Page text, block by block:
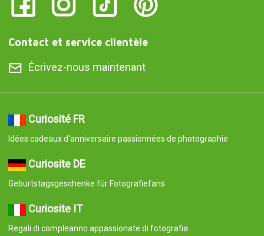
Contact et service clientèle
Écrivez-nous maintenant
Curiosité FR
Idées cadeaux d'anniversaire passionnées de photographie
Curiosite DE
Geburtstagsgeschenke für Fotografiefans
Curiosite IT
Regali di compleanno appassionate di fotografia